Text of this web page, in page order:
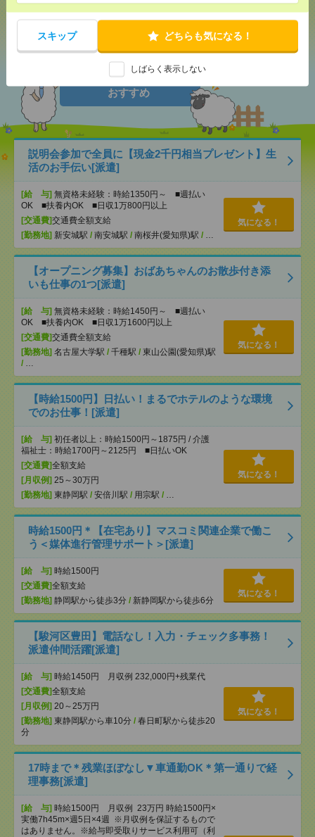
スキップ どちらも気になる！
しばらく表示しない
あなたの閲覧履歴からの
おすすめ
説明会参加で全員に【現金2千円相当プレゼント】生
活のお手伝い[派遣]
[給 与] 無資格未経験：時給1350円～ ■週払い
OK ■扶養内OK ■日収1万800円以上
[交通費]交通費全額支給
[勤務地] 新安城駅 / 南安城駅 / 南桜井(愛知県)駅 / …
気になる！
【オープニング募集】おばあちゃんのお散歩付き添
いも仕事の1つ[派遣]
[給 与] 無資格未経験：時給1450円～ ■週払い
OK ■扶養内OK ■日収1万1600円以上
[交通費]交通費全額支給
[勤務地] 名古屋大学駅 / 千種駅 / 東山公園(愛知県)駅
/ …
気になる！
【時給1500円】日払い！まるでホテルのような環境
でのお仕事！[派遣]
[給 与] 初任者以上：時給1500円～1875円 / 介護
福祉士：時給1700円～2125円 ■日払いOK
[交通費]全額支給
[月収例] 25～30万円
[勤務地] 東静岡駅 / 安倍川駅 / 用宗駅 / …
気になる！
時給1500円＊【在宅あり】マスコミ関連企業で働こ
う＜媒体進行管理サポート＞[派遣]
[給 与] 時給1500円
[交通費]全額支給
[勤務地] 静岡駅から徒歩3分 / 新静岡駅から徒歩6分
気になる！
【駿河区豊田】電話なし！入力・チェック多事務！
派遣仲間活躍[派遣]
[給 与] 時給1450円 月収例 232,000円+残業代
[交通費]全額支給
[月収例] 20～25万円
[勤務地] 東静岡駅から車10分 / 春日町駅から徒歩20
分
気になる！
17時まで＊残業ほぼなし▼車通勤OK＊第一通りで経
理事務[派遣]
[給 与] 時給1500円 月収例 23万円 時給1500円×
実働7h45m×週5日×4週 ※月収例を保証するもので
はありません。※給与即受取りサービス利用可（利